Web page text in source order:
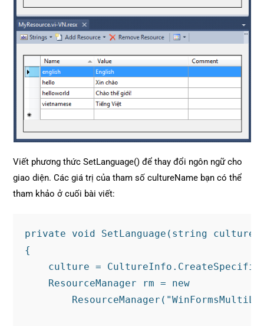
Viết phương thức SetLanguage() để thay đổi ngôn ngữ cho
giao diện. Các giá trị của tham số cultureName bạn có thể
tham khảo ở cuối bài viết:
private void SetLanguage(string
{
culture =
    ResourceManager rm = new